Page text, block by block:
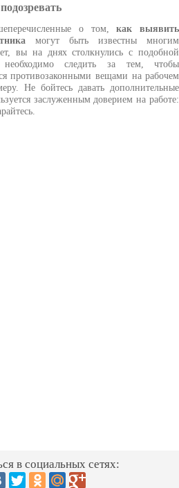
о том,как выявить
могут быть известны многим
вы на днях столкнулись с подобной
необходимо следить за тем, чтобы
противозаконными вещами на рабочем
Не бойтесь давать дополнительные
заслуженным доверием на работе:
в социальных сетях: